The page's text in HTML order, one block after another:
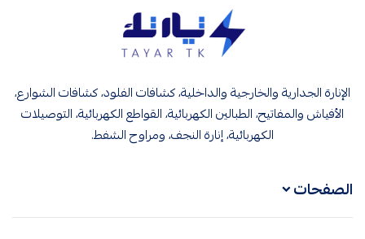
الإنارة الجدارية والخارجية والداخلية، كشافات الفلود، كشافات الشوارع،
الأفياش والمفاتيح، الطبالين الكهربائية، القواطع الكهربائية، التوصيلات
الكهربائية، إنارة النجف، ومراوح الشفط.
الصفحات